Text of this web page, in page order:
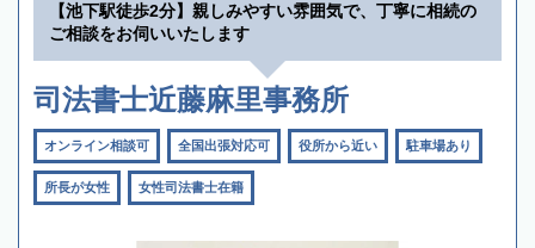
【池下駅徒歩2分】親しみやすい雰囲気で、丁寧に相続の
ご相談をお伺いいたします
司法書士近藤麻里事務所
オンライン相談可 全国出張対応可 役所から近い 駐車場あり
所長が女性 女性司法書士在籍